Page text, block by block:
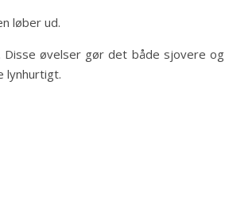
løber ud.
øvelser gør det både sjovere og
lynhurtigt.